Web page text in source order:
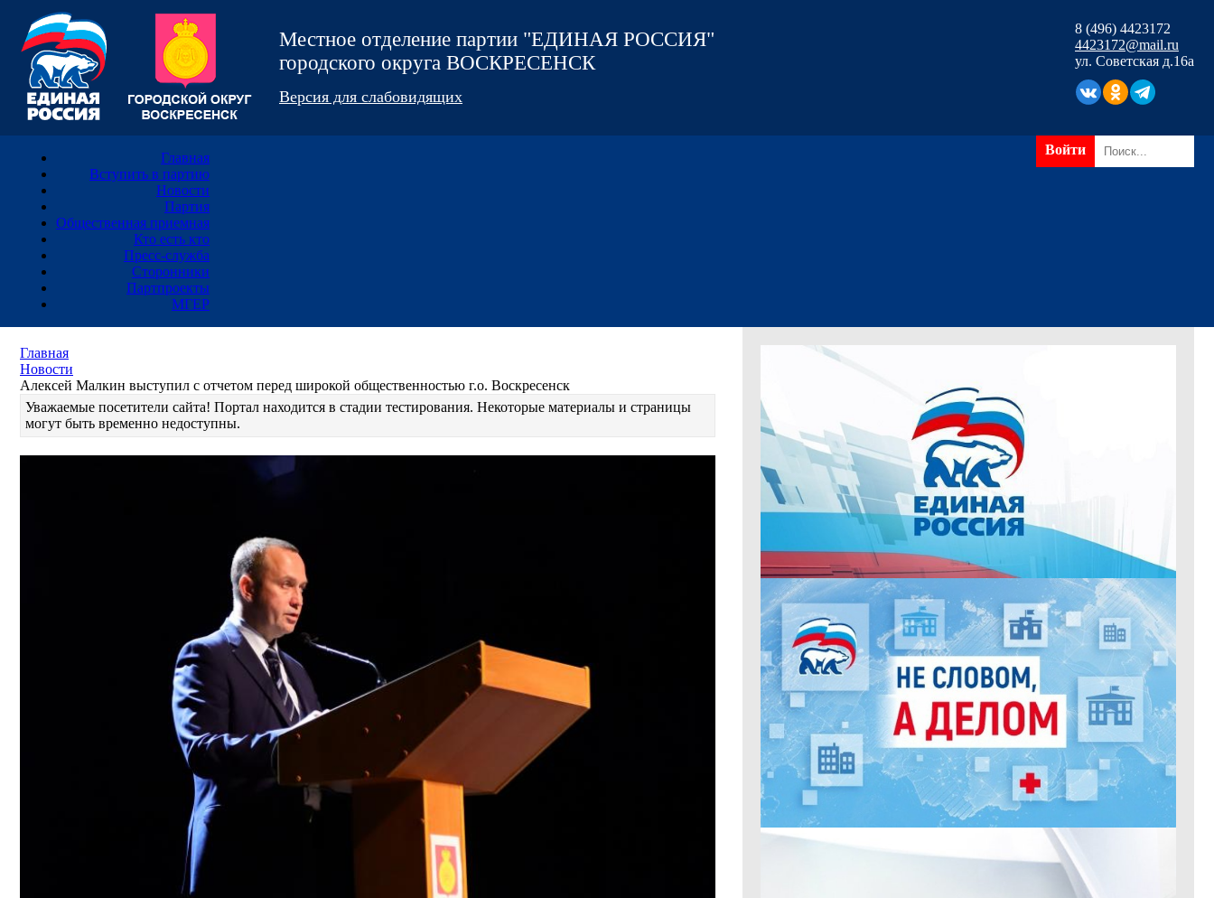
Местное отделение партии "ЕДИНАЯ РОССИЯ"
городского округа ВОСКРЕСЕНСК
Версия для слабовидящих
8 (496) 4423172
4423172@mail.ru
ул. Советская д.16а
Главная
Вступить в партию
Новости
Партия
Общественная приемная
Кто есть кто
Пресс-служба
Сторонники
Партпроекты
МГЕР
Войти
Главная
Новости
Алексей Малкин выступил с отчетом перед широкой общественностью г.о. Воскресенск
Уважаемые посетители сайта! Портал находится в стадии тестирования. Некоторые материалы и страницы
могут быть временно недоступны.